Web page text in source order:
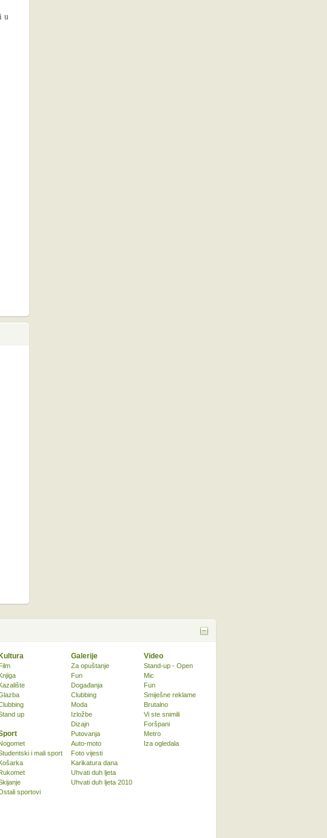
u
Kultura
up
i mali sport
sportovi
Galerije
Za opuštanje
Fun
Događanja
Clubbing
Moda
Izložbe
Dizajn
Putovanja
Auto-moto
Foto vijesti
Karikatura dana
Uhvati duh ljeta
Uhvati duh ljeta 2010
Video
Stand-up - Open
Mic
Fun
Smiješne reklame
Brutalno
Vi ste snimili
Foršpani
Metro
Iza ogledala